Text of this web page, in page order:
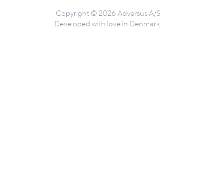
Copyright © 2026 Adversus A/S
Developed with love in Denmark.